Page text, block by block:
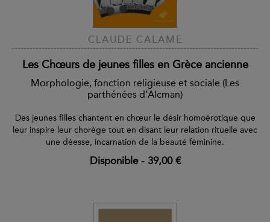
CLAUDE CALAME
Les Chœurs de jeunes filles en Grèce ancienne
Morphologie, fonction religieuse et sociale (Les
parthénées d’Alcman)
Des jeunes filles chantent en chœur le désir homoérotique que
leur inspire leur chorège tout en disant leur relation rituelle avec
une déesse, incarnation de la beauté féminine.
Disponible- 39,00 €